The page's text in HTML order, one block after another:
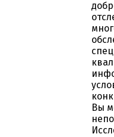
Вы